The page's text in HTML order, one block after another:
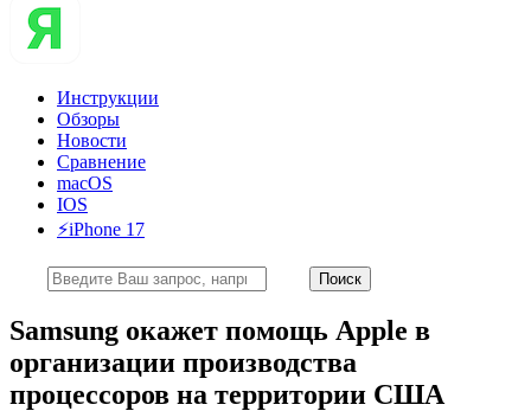
Инструкции
Обзоры
Новости
Сравнение
macOS
IOS
⚡️iPhone 17
Samsung окажет помощь Apple в
организации производства
процессоров на территории США